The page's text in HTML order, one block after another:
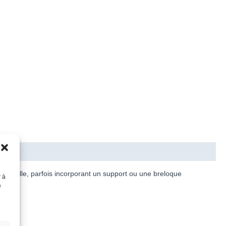
àrocaille, parfois incorporant un support ou une breloque